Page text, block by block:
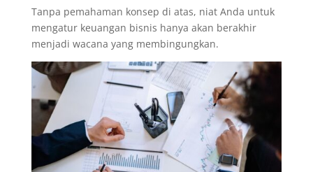
Tanpa pemahaman konsep di atas, niat Anda untuk
mengatur keuangan bisnis hanya akan berakhir
menjadi wacana yang membingungkan.